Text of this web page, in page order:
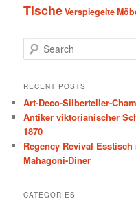
TischeVerspiegelte
e
r
h
RECENT POSTS
Art-Deco-Silberteller-
Antiker viktorianischer
1870
Regency Revival
Mahagoni-Diner
CATEGORIES